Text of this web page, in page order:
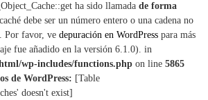
ha sido llamada de forma
debe ser un número entero o una cadena no
Por favor, ve depuración en WordPresspara más
fue añadido en la versión 6.1.0). in
wp-includes/functions.phpon line 5865
de WordPress: [Table
doesn't exist]